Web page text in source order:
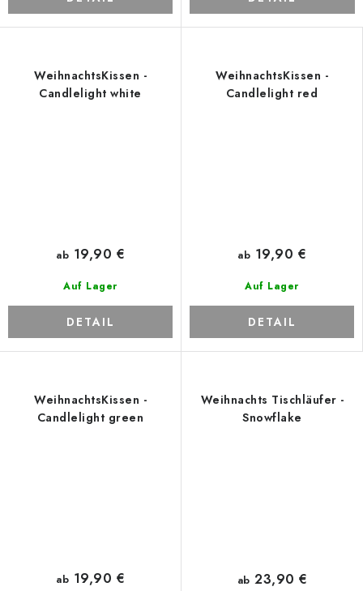
WeihnachtsKissen -
Candlelight white
Auf Lager
ab 19,90 €
DETAIL
WeihnachtsKissen -
Candlelight red
Auf Lager
ab 19,90 €
DETAIL
WeihnachtsKissen -
Candlelight green
ab 19,90 €
Weihnachts Tischläufer -
Snowflake
ab 23,90 €